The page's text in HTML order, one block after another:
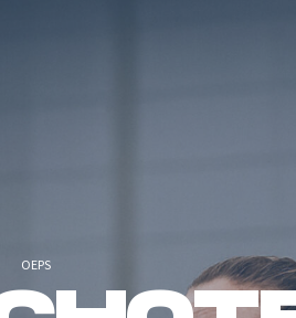
OEPS